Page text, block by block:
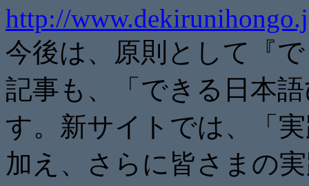
http://
今後は、原則として『
記事も、「できる日本
す。新サイトでは、「
加え、さらに皆さまの